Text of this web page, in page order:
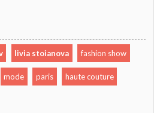
livia stoianova fashion show
mode paris haute couture